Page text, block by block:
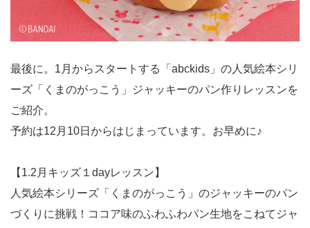
最後に。1月からスタートする「abckids」の人気絵本シリ
ーズ「くまのがっこう」ジャッキーのパン作りレッスンを
ご紹介。
予約は12月10日からはじまっています。お早めに♪
【1.2月キッズ１dayレッスン】
人気絵本シリーズ「くまのがっこう」のジャッキーのパン
づくりに挑戦！ココア味のふわふわパン生地をこねてジャ